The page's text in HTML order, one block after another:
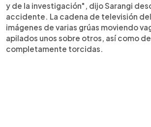
y de la investigación", dijo Sarangi
accidente. La cadena de televisión
imágenes de varias grúas moviendo
apilados unos sobre otros, así como de
completamente torcidas.